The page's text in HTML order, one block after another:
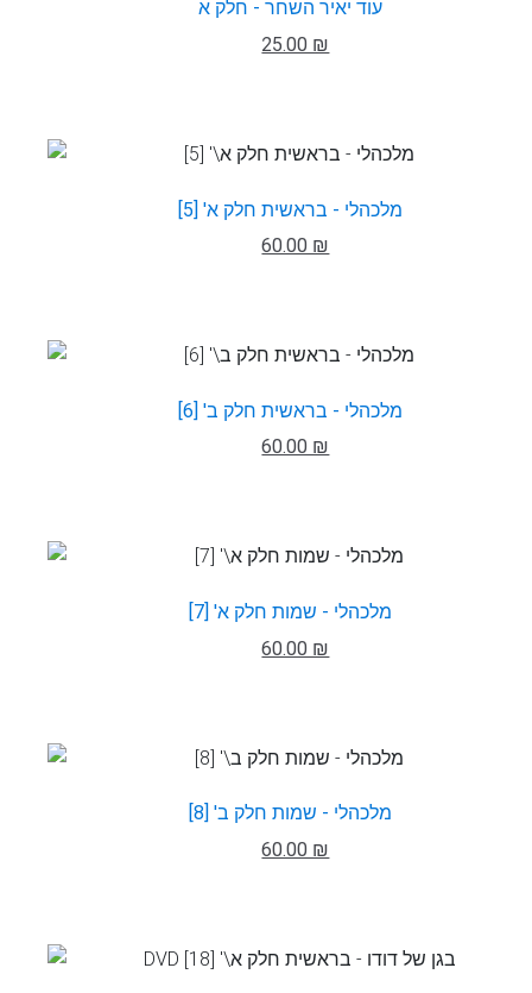
עוד יאיר השחר - חלק א
25.00 ₪
מלכהלי - בראשית חלק א' [5]
60.00 ₪
מלכהלי - בראשית חלק ב' [6]
60.00 ₪
מלכהלי - שמות חלק א' [7]
60.00 ₪
מלכהלי - שמות חלק ב' [8]
60.00 ₪